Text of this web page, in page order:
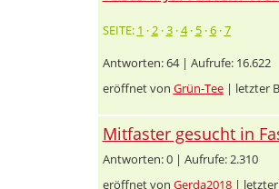
SEITE: 1 ·2·3·4· 5·6·7
Antworten: 64 | Aufrufe: 16.622
eröffnet von Grün-Tee| letzter
Mitfaster gesucht in
Antworten: 0 | Aufrufe: 2.310
eröffnet von Gerda2018| letzter